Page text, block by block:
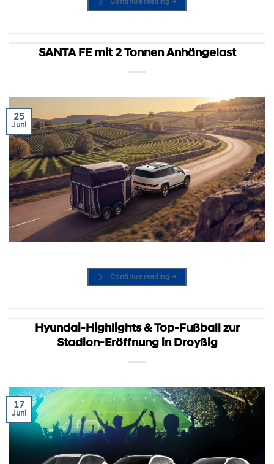
Continue reading→
SANTA FE mit 2 Tonnen Anhängelast
25
Juni
Continue reading→
Hyundai-Highlights & Top-Fußball zur
Stadion-Eröffnung in Droyßig
17
Juni